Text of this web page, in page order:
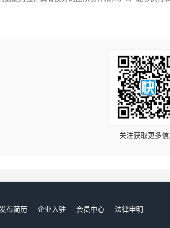
关注获取更多
布简历 企业入驻 会员中心
法律申明